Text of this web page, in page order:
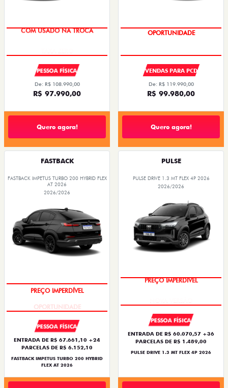
COM USADO NA TROCA
PESSOA FÍSICA
De: R$ 108.990,00
R$ 97.990,00
Quero agora!
OPORTUNIDADE
VENDAS PARA PCD
De: R$ 119.990,00
R$ 99.980,00
Quero agora!
FASTBACK
FASTBACK IMPETUS TURBO 200 HYBRID FLEX
AT 2026
2026/2026
PREÇO IMPERDÍVEL
PESSOA FÍSICA
ENTRADA DE R$ 67.661,10 +24
PARCELAS DE R$ 6.152,10
FASTBACK IMPETUS TURBO 200 HYBRID
FLEX AT 2026
PULSE
PULSE DRIVE 1.3 MT FLEX 4P 2026
2026/2026
PREÇO IMPERDÍVEL
PESSOA FÍSICA
ENTRADA DE R$ 60.070,57 +36
PARCELAS DE R$ 1.489,00
PULSE DRIVE 1.3 MT FLEX 4P 2026